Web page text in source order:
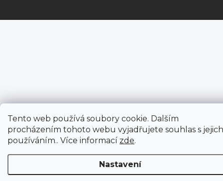
Tento web používá soubory cookie. Dalším
procházením tohoto webu vyjadřujete souhlas s jejich
používáním.. Více informací zde.
Nastavení